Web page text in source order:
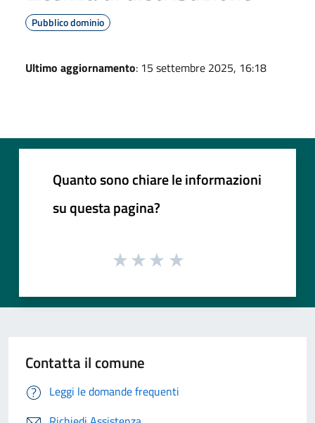
Pubblico dominio
Ultimo aggiornamento: 15 settembre 2025, 16:18
Quanto sono chiare le informazioni
su questa pagina?
Contatta il comune
Leggi le domande frequenti